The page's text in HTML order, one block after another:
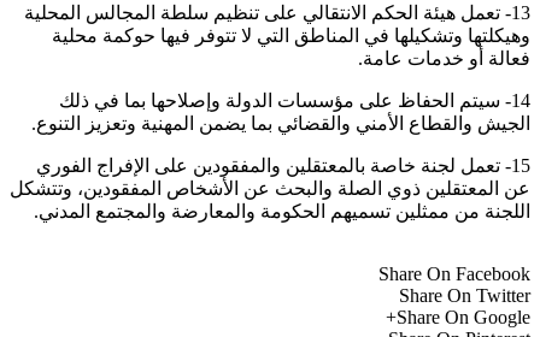
13- تعمل هيئة الحكم الانتقالي على تنظيم سلطة المجالس المحلية
وهيكلتها وتشكيلها في المناطق التي لا تتوفر فيها حوكمة محلية
فعالة أو خدمات عامة.
14- سيتم الحفاظ على مؤسسات الدولة وإصلاحها بما في ذلك
الجيش والقطاع الأمني والقضائي بما يضمن المهنية وتعزيز التنوع.
15- تعمل لجنة خاصة بالمعتقلين والمفقودين على الإفراج الفوري
عن المعتقلين ذوي الصلة والبحث عن الأشخاص المفقودين، وتتشكل
اللجنة من ممثلين تسميهم الحكومة والمعارضة والمجتمع المدني.
Share On Facebook
Share On Twitter
Share On Google+